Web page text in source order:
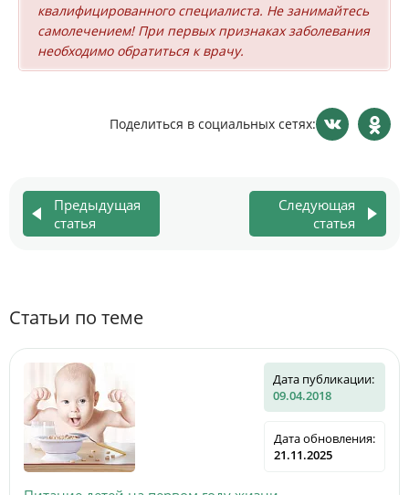
квалифицированного специалиста. Не занимайтесь
самолечением! При первых признаках заболевания
необходимо обратиться к врачу.
Поделиться в социальных сетях:
Предыдущая
статья
Следующая
статья
Статьи по теме
Дата публикации:
09.04.2018
Дата обновления:
21.11.2025